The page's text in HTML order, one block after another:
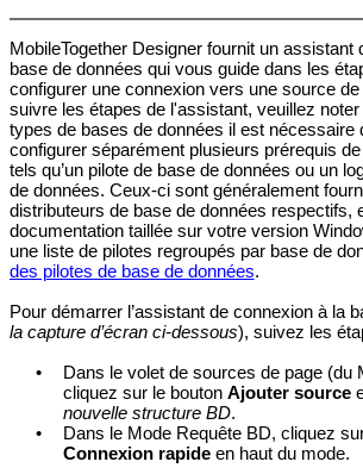
MobileTogether Designer fournit un assistant
base de données qui vous guide dans les
configurer une connexion vers une source
suivre les étapes de l'assistant, veuillez
types de bases de données il est nécessaire
configurer séparément plusieurs prérequis
tels qu’un pilote de base de données ou un
de données. Ceux-ci sont généralement
distributeurs de base de données respectifs,
documentation taillée sur votre version
une liste de pilotes regroupés par base de
des pilotes de base de données.
Pour démarrer l’assistant de connexion à la
la capture d’écran ci-dessous), suivez les
•
Dans le volet de sources de page (du
cliquez sur le boutonAjouter source
nouvelle structure BD.
•
Dans le Mode Requête BD, cliquez
Connexion rapide en haut du mode.